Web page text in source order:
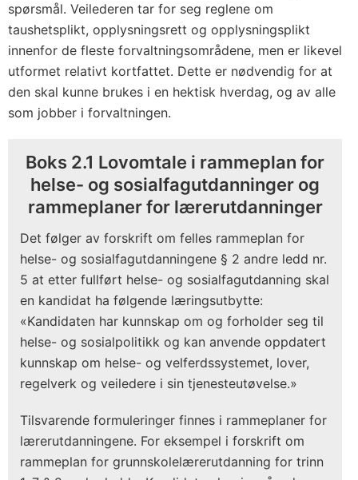
spørsmål. Veilederen tar for seg reglene om
taushetsplikt, opplysningsrett og opplysningsplikt
innenfor de fleste forvaltningsområdene, men er likevel
utformet relativt kortfattet. Dette er nødvendig for at
den skal kunne brukes i en hektisk hverdag, og av alle
som jobber i forvaltningen.
Boks 2.1 Lovomtale i rammeplan for
helse- og sosialfagutdanninger og
rammeplaner for lærerutdanninger
Det følger av forskrift om felles rammeplan for
helse- og sosialfagutdanningene § 2 andre ledd nr.
5 at etter fullført helse- og sosialfagutdanning skal
en kandidat ha følgende læringsutbytte:
«Kandidaten har kunnskap om og forholder seg til
helse- og sosialpolitikk og kan anvende oppdatert
kunnskap om helse- og velferdssystemet, lover,
regelverk og veiledere i sin tjenesteutøvelse.»
Tilsvarende formuleringer finnes i rammeplaner for
lærerutdanningene. For eksempel i forskrift om
rammeplan for grunnskolelærerutdanning for trinn